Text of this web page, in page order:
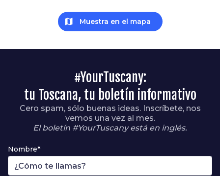
map Muestra en el mapa
#YourTuscany:
tu Toscana, tu boletín informativo
Cero spam, sólo buenas ideas. Inscríbete, nos
vemos una vez al mes.
El boletín #YourTuscany está en inglés.
Nombre*